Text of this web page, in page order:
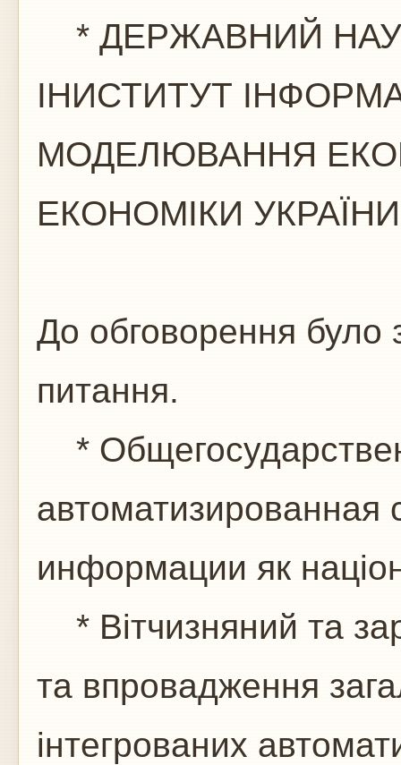
* ДЕРЖАВНИЙ
ІНИСТИТУТ
МОДЕЛЮВАННЯ
ЕКОНОМІКИ
До обговорення було
питання.
*
автоматизированная
информации як
* Вітчизняний та
та впровадження
інтегрованих